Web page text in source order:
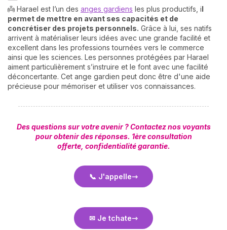
👼 Harael est l’un des anges gardiens les plus productifs, il
permet de mettre en avant ses capacités et de
concrétiser des projets personnels. Grâce à lui, ses natifs
arrivent à matérialiser leurs idées avec une grande facilité et
excellent dans les professions tournées vers le commerce
ainsi que les sciences. Les personnes protégées par Harael
aiment particulièrement s’instruire et le font avec une facilité
déconcertante. Cet ange gardien peut donc être d'une aide
précieuse pour mémoriser et utiliser vos connaissances.
Des questions sur votre avenir ? Contactez nos voyants
pour obtenir des réponses. 1ère consultation
offerte, confidentialité garantie.
📞 J'appelle
✉ Je tchate